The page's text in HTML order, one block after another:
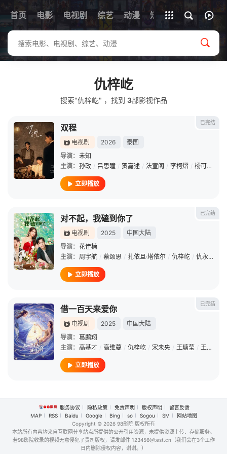
首页 电影 电视剧 综艺 动漫 短剧
全部影片
仇梓屹
搜索"仇梓屹" ，找到 3部影视作品
已完结
双程
电视剧 2026
泰国
导演： 未知
主演： 孙政 / 吕思瞳 / 贺嘉述 / 法宣阁 / 李柯熠 / 杨可欣
立即播放
已完结
对不起，我磕到你了
电视剧 2025
中国大陆
导演： 花佳楠
主演： 周宇航 / 蔡颂思 / 扎依旦·塔依尔 / 仇梓屹 / 仇永力
立即播放
已完结
借一百天来爱你
电视剧 2025
中国大陆
导演： 葛鹏翔
主演： 高基才 / 高维蔓 / 仇梓屹 / 宋未央 / 王瑭莹 / 王铮
立即播放
服务协议 隐私政策 免责声明 版权声明
留言反馈
MAP
RSS Baidu Google Bing so Sogou SM
网站地图
Copyright © 2026 98影院 版权所有
本站所有内容均来自互联网分享站点所提供的公开引用资源，未提供资源上传、存储服务。
若98影院收录的视频无意侵犯了贵司版权，请发邮件 123456@test.cn（我们会在3个工作
日内删除侵权内容，谢谢。）